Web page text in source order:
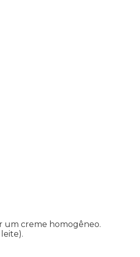
um creme homogêneo.
.